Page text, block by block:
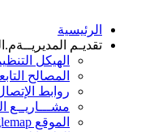
الرئيسية
تقديـم المديريــة
الهيكل
المصالح
روابط
مشـــاريــع
الموقع googlemap